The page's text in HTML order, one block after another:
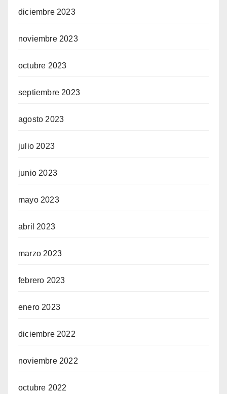
diciembre 2023
noviembre 2023
octubre 2023
septiembre 2023
agosto 2023
julio 2023
junio 2023
mayo 2023
abril 2023
marzo 2023
febrero 2023
enero 2023
diciembre 2022
noviembre 2022
octubre 2022